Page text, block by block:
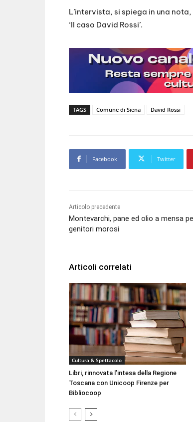
L’intervista, si spiega in una
‘Il caso David Rossi’.
TAGS Comune di Siena David Rossi
Facebook Twitter
Articolo precedente
Montevarchi, pane ed olio a mensa
genitori morosi
Articoli correlati
Cultura & Spettacolo
Libri, rinnovata l’intesa della Regione
Toscana con Unicoop Firenze per
Bibliocoop